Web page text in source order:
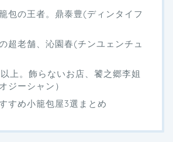
包の王者。鼎泰豊(ディンタイフ
超老舗、沁園春(チンユェンチュ
上。飾らないお店、饕之郷李姐
ジーシャン）
すめ小籠包屋3選まとめ